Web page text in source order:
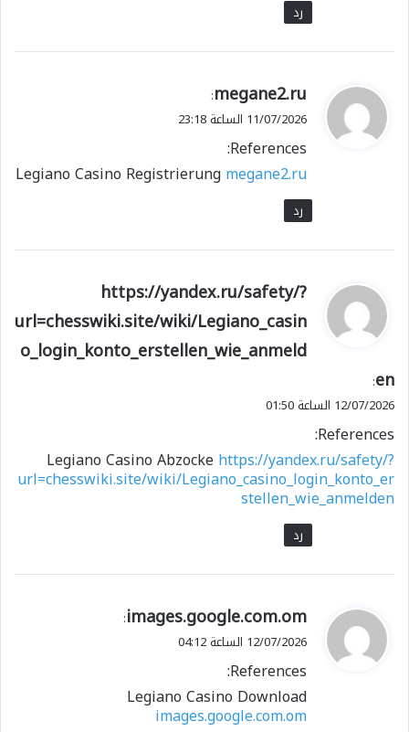
رد
ي
ق
ل
megane2.ru
:
11/07/2026 الساعة 23:18
References:
Legiano Casino Registrierungmegane2.ru
رد
ي
و
ل
https://yandex.ru/safety/?
url=chesswiki.site/wiki/Legiano_casin
o_login_konto_erstellen_wie_anmeld
en
:
12/07/2026 الساعة 01:50
References:
Legiano Casino Abzockehttps://yandex.ru/safety/?
url=chesswiki.site/wiki/Legiano_casino_login_konto_er
stellen_wie_anmelden
رد
ي
ق
ل
images.google.com.om
:
12/07/2026 الساعة 04:12
References:
Legiano Casino Download
images.google.com.om